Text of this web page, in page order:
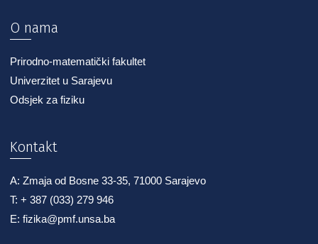
O nama
Prirodno-matematički fakultet
Univerzitet u Sarajevu
Odsjek za fiziku
Kontakt
A: Zmaja od Bosne 33-35, 71000 Sarajevo
T: + 387 (033) 279 946
E: fizika@pmf.unsa.ba